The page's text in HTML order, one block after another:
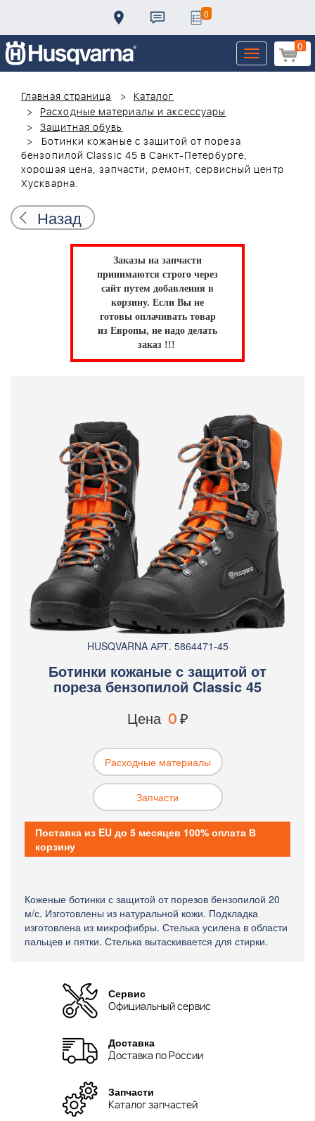
0
0
Toggle
navigation
Главная страница
Каталог
Расходные материалы и аксессуары
Защитная обувь
Ботинки кожаные с защитой от пореза
бензопилой Classic 45 в Санкт-Петербурге,
хорошая цена, запчасти, ремонт, сервисный центр
Хускварна.
Назад
Заказы на запчасти
принимаются строго через
сайт путем добавления в
корзину. Если Вы не
готовы оплачивать товар
из Европы, не надо делать
заказ !!!
Коженые ботинки с защитой от порезов бензопилой 20
м/с. Изготовлены из натуральной кожи. Подкладка
изготовлена из микрофибры. Стелька усилена в области
пальцев и пятки. Стелька вытаскивается для стирки.
HUSQVARNA АРТ. 5864471-45
Ботинки кожаные с защитой от
пореза бензопилой Classic 45
Цена 0₽
Расходные материалы
Запчасти
Поставка из EU до 5 месяцев 100% оплата В
корзину
Сервис
Официальный сервис
Доставка
Доставка по России
Запчасти
Каталог запчастей